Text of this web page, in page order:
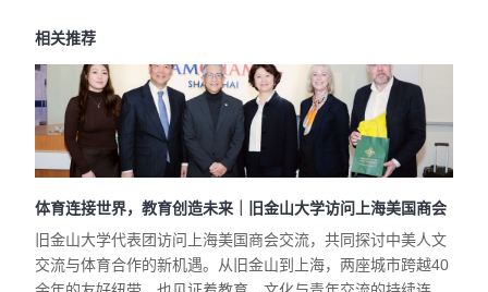
相关推荐
体育连接世界，教育创造未来｜旧金山大学访问上海美国商会
旧金山大学代表团访问上海美国商会交流，共同探讨中美人文
交流与体育合作的新机遇。从旧金山到上海，两座城市跨越40